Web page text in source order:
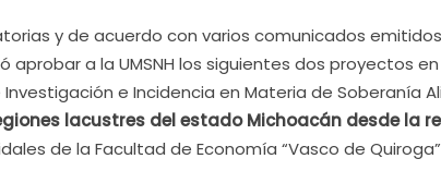
y de acuerdo con varios comunicados
aprobar a la UMSNH los siguientes dos proyectos
e Incidencia en Materia de Soberanía
lacustres del estado Michoacán desde la
de la Facultad de Economía “Vasco de